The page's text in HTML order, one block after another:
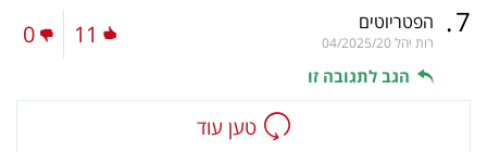
7
. הפטריוטים
רות יהל 04/2025/20
הגב לתגובה זו
11
0
טען עוד